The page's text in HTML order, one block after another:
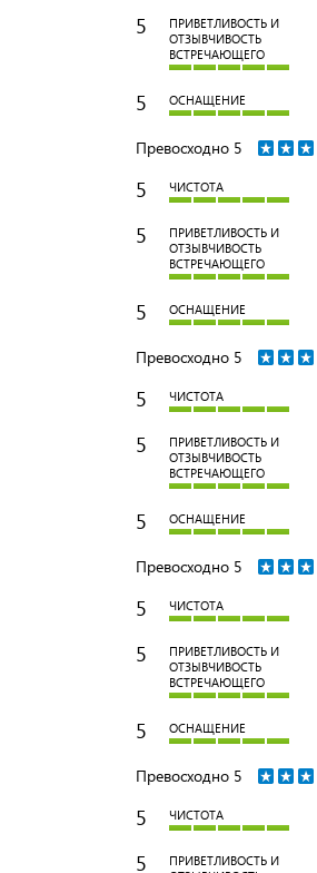
5
ПРИВЕТЛИВОСТЬ И
ОТЗЫВЧИВОСТЬ
ВСТРЕЧАЮЩЕГО
5 ОСНАЩЕНИЕ
Превосходно 5
5 ЧИСТОТА
5
ПРИВЕТЛИВОСТЬ И
ОТЗЫВЧИВОСТЬ
ВСТРЕЧАЮЩЕГО
5 ОСНАЩЕНИЕ
Превосходно 5
5 ЧИСТОТА
5
ПРИВЕТЛИВОСТЬ И
ОТЗЫВЧИВОСТЬ
ВСТРЕЧАЮЩЕГО
5 ОСНАЩЕНИЕ
Превосходно 5
5 ЧИСТОТА
5
ПРИВЕТЛИВОСТЬ И
ОТЗЫВЧИВОСТЬ
ВСТРЕЧАЮЩЕГО
5 ОСНАЩЕНИЕ
Превосходно 5
5 ЧИСТОТА
5
ПРИВЕТЛИВОСТЬ И